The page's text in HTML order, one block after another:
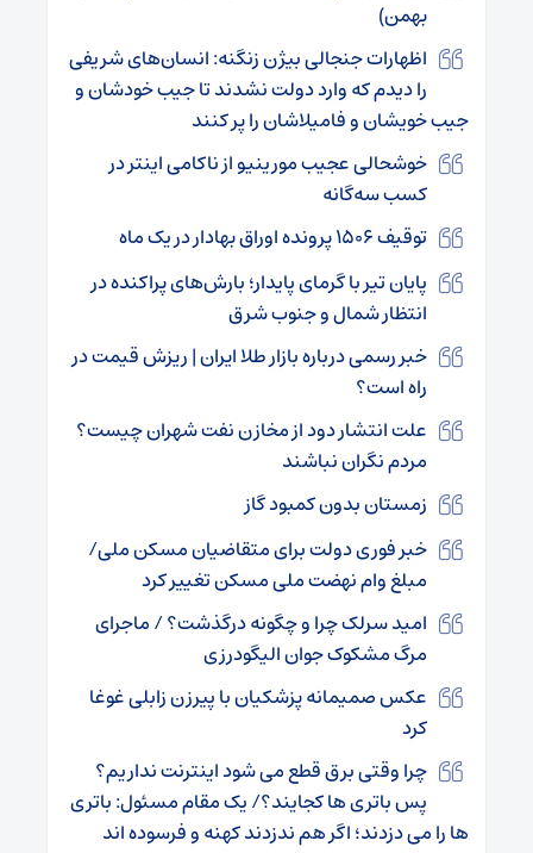
بهمن)
اظهارات جنجالی بیژن زنگنه: انسان‌های شریفی
را دیدم که وارد دولت نشدند تا جیب خودشان و
جیب خویشان و فامیلاشان را پر کنند
خوشحالی عجیب مورینیو از ناکامی اینتر در
کسب سه‌گانه
توقیف ۱۵۰۶ پرونده اوراق بهادار در یک ماه
پایان تیر با گرمای پایدار؛ بارش‌های پراکنده در
انتظار شمال و جنوب شرق
خبر رسمی درباره بازار طلا ایران | ریزش قیمت در
راه است؟
علت انتشار دود از مخازن نفت شهران چیست؟
مردم نگران نباشند
زمستان بدون کمبود گاز
خبر فوری دولت برای متقاضیان مسکن ملی/
مبلغ وام نهضت ملی مسکن تغییر کرد
امید سرلک چرا و چگونه درگذشت؟ / ماجرای
مرگ مشکوک جوان الیگودرزی
عکس صمیمانه پزشکیان با پیرزن زابلی غوغا
کرد
چرا وقتی برق قطع می شود اینترنت نداریم؟
پس باتری ها کجایند؟/ یک مقام مسئول: باتری
ها را می دزدند؛ اگر هم ندزدند کهنه و فرسوده اند